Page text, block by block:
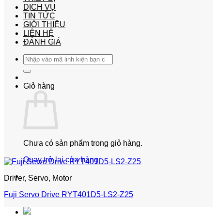
DỊCH VỤ
TIN TỨC
GIỚI THIỆU
LIÊN HỆ
ĐÁNH GIÁ
Tìm
kiếm:
Giỏ hàng
Chưa có sản phẩm trong giỏ hàng.
Quay trở lại cửa hàng
Driver, Servo, Motor
Fuji Servo Drive RYT401D5-LS2-Z25